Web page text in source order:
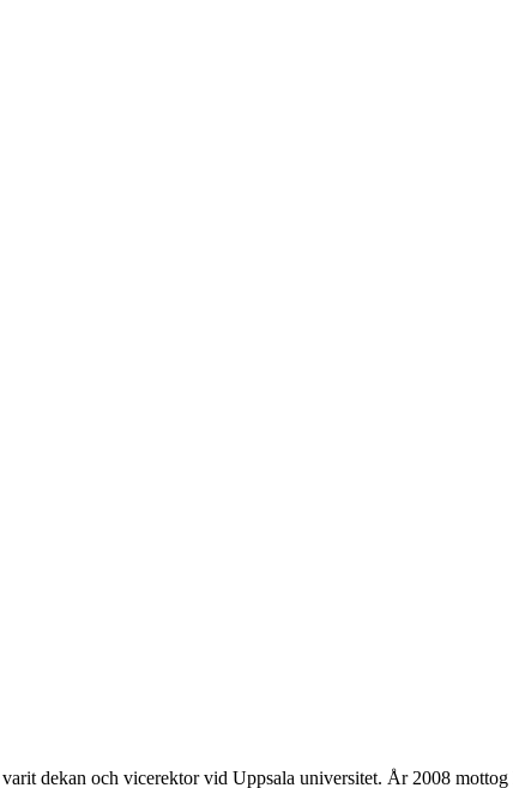
dekan och vicerektor vid Uppsala universitet. År 2008